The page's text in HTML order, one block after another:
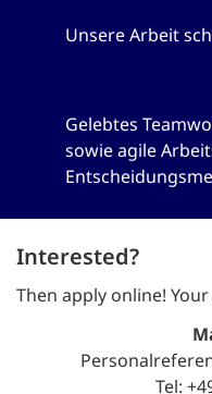
Unsere Arbeit
Gelebtes
sowie agile
Interested?
Then apply online!
Tel: